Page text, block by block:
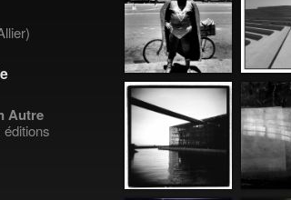
Autre
éditions